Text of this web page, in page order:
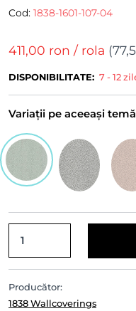
Cod: 1838-1601-107-04
411,00 ron / rola (
DISPONIBILITATE: 7 - 12
Variații pe aceeași temă
Producător:
1838 Wallcoverings